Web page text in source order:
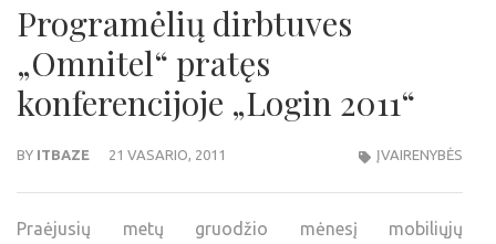
Programėlių dirbtuves
„Omnitel“ pratęs
konferencijoje „Login 2011“
BY ITBAZE 21 VASARIO, 2011 ĮVAIRENYBĖS
Praėjusių metų gruodžio mėnesį mobiliųjų